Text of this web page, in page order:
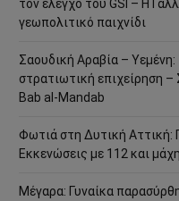
τον έλεγχο του GSI – Η
γεωπολιτικό παιχνίδι
Σαουδική Αραβία –
στρατιωτική επιχείρηση
Bab al-Mandab
Φωτιά στη Δυτική Αττική:
Εκκενώσεις με 112 και
Μέγαρα: Γυναίκα